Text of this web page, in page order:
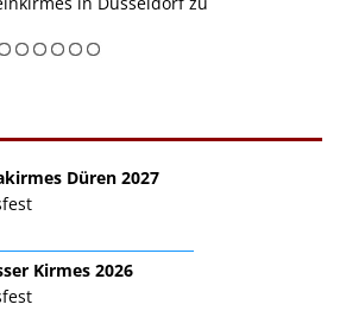
Düren 2027
Kirmes 2026